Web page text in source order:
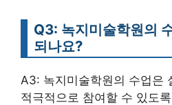
Q3: 녹지미술학원의
되나요?
A3: 녹지미술학원의 수업은
적극적으로 참여할 수 있도